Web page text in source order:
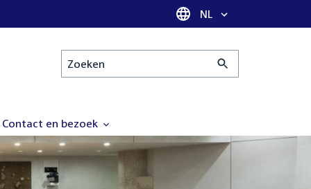
Taal selectie
NL
Zoeken
Contact en bezoek